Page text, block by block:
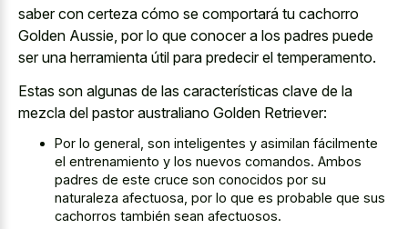
saber con certeza cómo se comportará tu cachorro
Golden Aussie, por lo que conocer a los padres puede
ser una herramienta útil para predecir el temperamento.
Estas son algunas de las características clave de la
mezcla del pastor australiano Golden Retriever:
Por lo general, son inteligentes y asimilan fácilmente
el entrenamiento y los nuevos comandos. Ambos
padres de este cruce son conocidos por su
naturaleza afectuosa, por lo que es probable que sus
cachorros también sean afectuosos.